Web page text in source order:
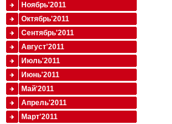
Ноябрь'2011
Октябрь'2011
Сентябрь'2011
Август'2011
Июль'2011
Июнь'2011
Май'2011
Апрель'2011
Март'2011